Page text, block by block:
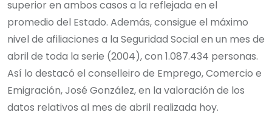
superior en ambos casos a la reflejada en el
promedio del Estado. Además, consigue el máximo
nivel de afiliaciones a la Seguridad Social en un mes de
abril de toda la serie (2004), con 1.087.434 personas.
Así lo destacó el conselleiro de Emprego, Comercio e
Emigración, José González, en la valoración de los
datos relativos al mes de abril realizada hoy.